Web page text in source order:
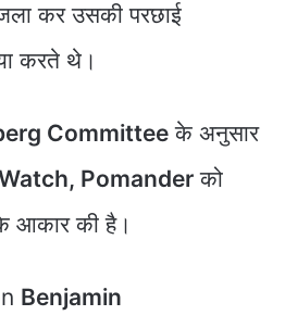
कर उसकी परछाई
करते थे।
Committeeके अनुसार
Pomander को
आकार की है।
Benjamin